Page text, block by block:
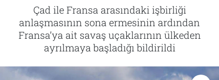
Çad ile Fransa arasındaki işbirliği
anlaşmasının sona ermesinin ardından
Fransa’ya ait savaş uçaklarının ülkeden
ayrılmaya başladığı bildirildi
Özel Haber
Tercüme
Özel Haber
Tercüme
Süper Lig Puan Durumu ve Fikstür
Tüm Manşetler